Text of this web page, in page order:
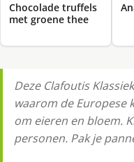
Chocolade truffels
met groene thee
Deze Clafoutis
waarom de Europese
om eieren en bloem.
personen. Pak je